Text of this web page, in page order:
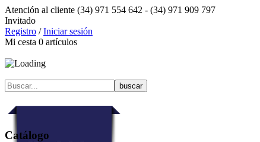
Atención al cliente (34) 971 554 642 - (34) 971 909 797
Invitado
Registro /Iniciar sesión
Mi cesta 0 artículos
Catálogo